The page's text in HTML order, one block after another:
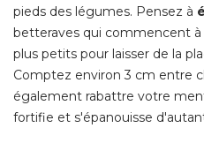
pieds des légumes. Pensez à
betteraves qui commencent à
plus petits pour laisser de la
Comptez environ 3 cm entre
également rabattre votre
fortifie et s'épanouisse